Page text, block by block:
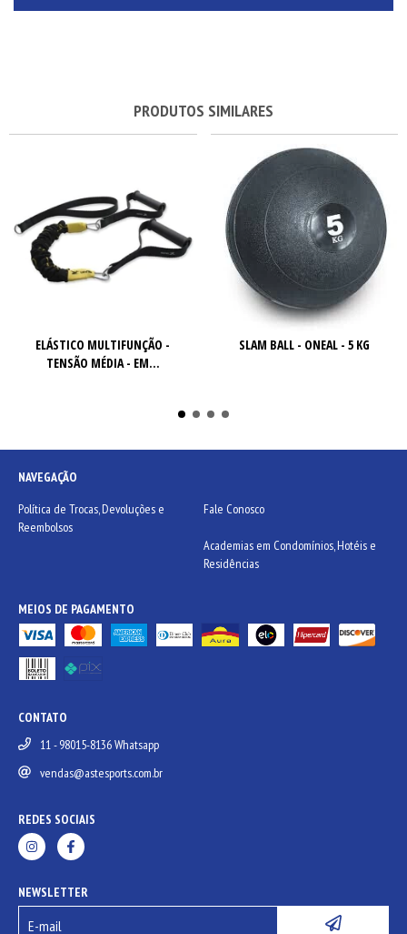
PRODUTOS SIMILARES
ELÁSTICO MULTIFUNÇÃO -
TENSÃO MÉDIA - EM...
SLAM BALL - ONEAL - 5 KG
NAVEGAÇÃO
Política de Trocas, Devoluções e
Reembolsos
Fale Conosco
Academias em Condomínios, Hotéis e
Residências
MEIOS DE PAGAMENTO
CONTATO
11 - 98015-8136 Whatsapp
vendas@astesports.com.br
REDES SOCIAIS
NEWSLETTER